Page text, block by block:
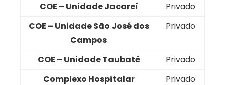
COE – Unidade Jacareí
Privado
COE – Unidade São José dos
Campos
Privado
COE – Unidade Taubaté
Privado
Complexo Hospitalar
Privado